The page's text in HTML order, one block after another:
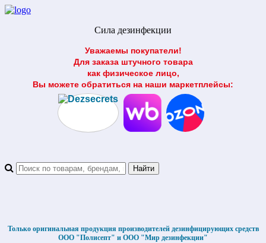
Сила дезинфекции
Уважаемы покупатели!
Для заказа штучного товара
как физическое лицо,
Вы можете обратиться на наши маркетплейсы:
Только оригинальная продукция производителей дезинфицирующих средств
ООО "Полисепт" и ООО "Мир дезинфекции"